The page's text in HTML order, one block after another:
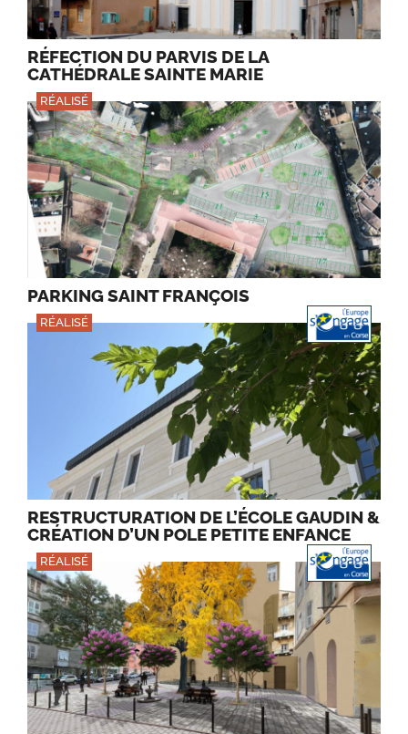
RÉFECTION DU PARVIS DE LA
CATHÉDRALE SAINTE MARIE
RÉALISÉ
PARKING SAINT FRANÇOIS
RÉALISÉ
RESTRUCTURATION DE L’ÉCOLE GAUDIN &
CRÉATION D’UN POLE PETITE ENFANCE
RÉALISÉ